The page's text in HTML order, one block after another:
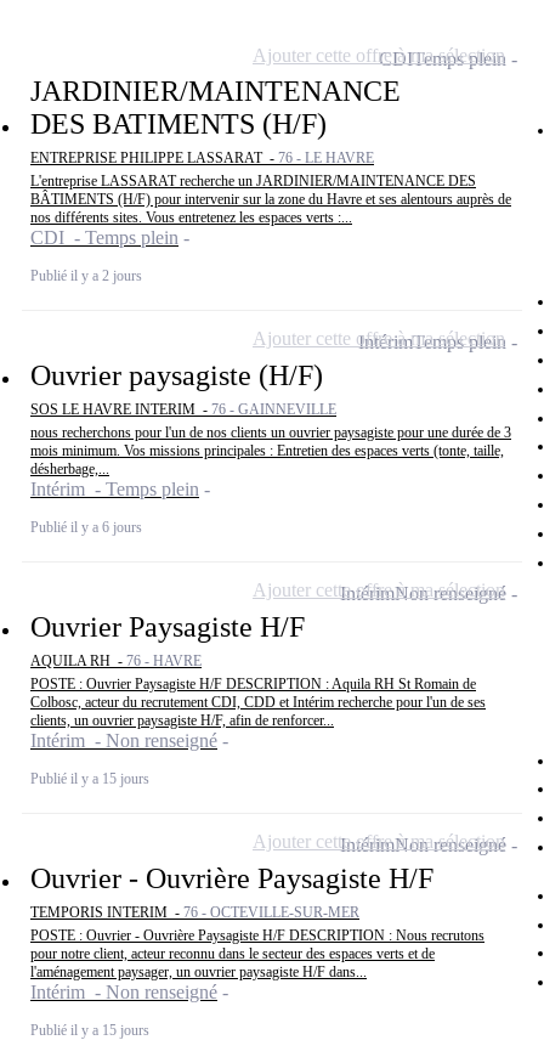
JARDINIER/MAINTENANCE
DES BATIMENTS (H/F)
ENTREPRISE PHILIPPE LASSARAT - 76 - LE HAVRE
L'entreprise LASSARAT recherche un JARDINIER/MAINTENANCE DES
BÂTIMENTS (H/F) pour intervenir sur la zone du Havre et ses alentours auprès de
nos différents sites. Vous entretenez les espaces verts :...
CDI - Temps plein
Publié il y a 2 jours
CDITemps plein
Ajouter cette offre à ma sélection
Ouvrier paysagiste (H/F)
SOS LE HAVRE INTERIM - 76 - GAINNEVILLE
nous recherchons pour l'un de nos clients un ouvrier paysagiste pour une durée de 3
mois minimum. Vos missions principales : Entretien des espaces verts (tonte, taille,
désherbage,...
Intérim - Temps plein
Publié il y a 6 jours
IntérimTemps plein
Ajouter cette offre à ma sélection
Ouvrier Paysagiste H/F
AQUILA RH - 76 - HAVRE
POSTE : Ouvrier Paysagiste H/F DESCRIPTION : Aquila RH St Romain de
Colbosc, acteur du recrutement CDI, CDD et Intérim recherche pour l'un de ses
clients, un ouvrier paysagiste H/F, afin de renforcer...
Intérim - Non renseigné
Publié il y a 15 jours
IntérimNon renseigné
Ajouter cette offre à ma sélection
Ouvrier - Ouvrière Paysagiste H/F
TEMPORIS INTERIM - 76 - OCTEVILLE-SUR-MER
POSTE : Ouvrier - Ouvrière Paysagiste H/F DESCRIPTION : Nous recrutons
pour notre client, acteur reconnu dans le secteur des espaces verts et de
l'aménagement paysager, un ouvrier paysagiste H/F dans...
Intérim - Non renseigné
Publié il y a 15 jours
IntérimNon renseigné
Ajouter cette offre à ma sélection